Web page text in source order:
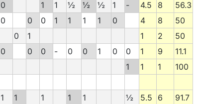
0 1 1 ½ ½ ½ 1 - 4.5 8
56.3
0 0 0 1 1 1 1 0 4 8
50
0 1 1 2
50
0 0 0 - 0 0 1 0 0 1 9
11.1
1 1 1
100
1 1 1 1 1 ½ 5.5 6
91.7